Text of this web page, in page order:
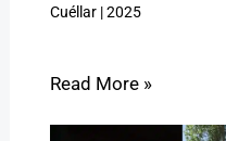
Cuéllar|2025
Read More »